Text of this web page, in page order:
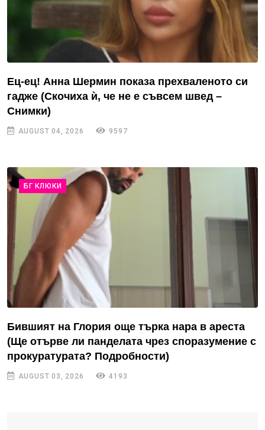
Ец-ец! Анна Шермин показа прехваленото си
гадже (Скочиха ѝ, че не е съвсем швед –
Снимки)
AUGUST 04, 2026 9597
БГ КЛЮКИ
Бившият на Глория още търка нара в ареста
(Ще отърве ли панделата чрез споразумение с
прокуратурата? Подробности)
AUGUST 03, 2026 4193